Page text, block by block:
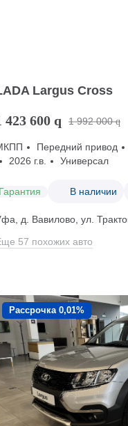
Largus Cross
423 600 q 1 992 000 q
Передний привод
2026 г.в.
Универсал
Гарантия В наличии
д. Вавилово, ул.
57 похожих авто
Рассрочка 0,01%